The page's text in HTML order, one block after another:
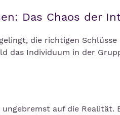
Das Chaos der
die richtigen
das Individuum in der
auf die Realität.